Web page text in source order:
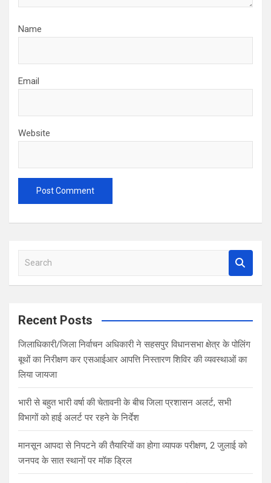
Name
Email
Website
a
c
Recent Posts
जिलाधिकारी/जिला निर्वाचन अधिकारी ने सहसपुर विधानसभा क्षेत्र के पोलिंग
बूथों का निरीक्षण कर एसआईआर आपत्ति निस्तारण शिविर की व्यवस्थाओं का
लिया जायजा
भारी से बहुत भारी वर्षा की चेतावनी के बीच जिला प्रशासन अलर्ट, सभी
विभागों को हाई अलर्ट पर रहने के निर्देश
मानसून आपदा से निपटने की तैयारियों का होगा व्यापक परीक्षण, 2 जुलाई को
जनपद के सात स्थानों पर मॉक ड्रिल